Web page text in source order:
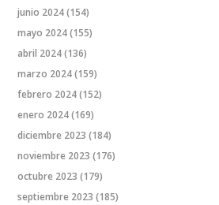
junio 2024(154)
mayo 2024(155)
abril 2024(136)
marzo 2024(159)
febrero 2024(152)
enero 2024(169)
diciembre 2023 (184)
noviembre 2023 (176)
octubre 2023 (179)
septiembre 2023 (185)